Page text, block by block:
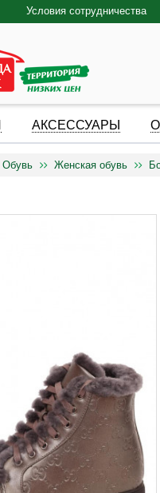
Условия сотрудничества
АКСЕССУАРЫ
Обувь Женская обувь